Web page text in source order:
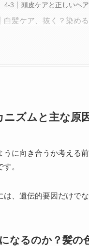
頭皮ケアと正しいヘ
白髪ケア、抜く？染め
ニズムと主な原
うに向き合うか考える
。
は、遺伝的要因だけで
なるのか？髪の